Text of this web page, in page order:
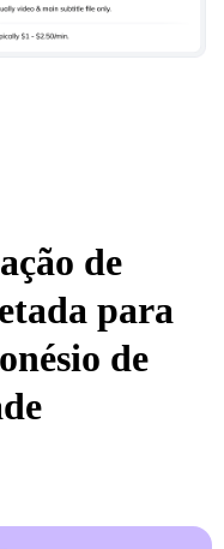
de
para
de